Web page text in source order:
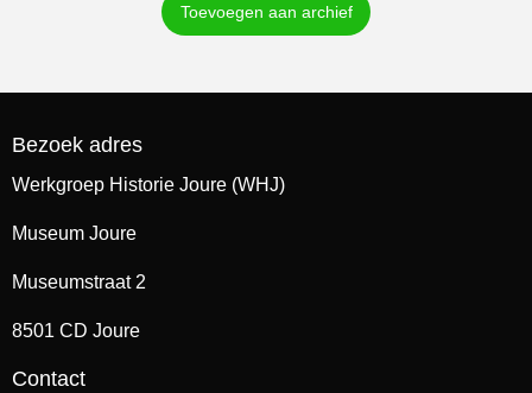
Toevoegen aan archief
Bezoek adres
Werkgroep Historie Joure (WHJ)
Museum Joure
Museumstraat 2
8501 CD Joure
Contact